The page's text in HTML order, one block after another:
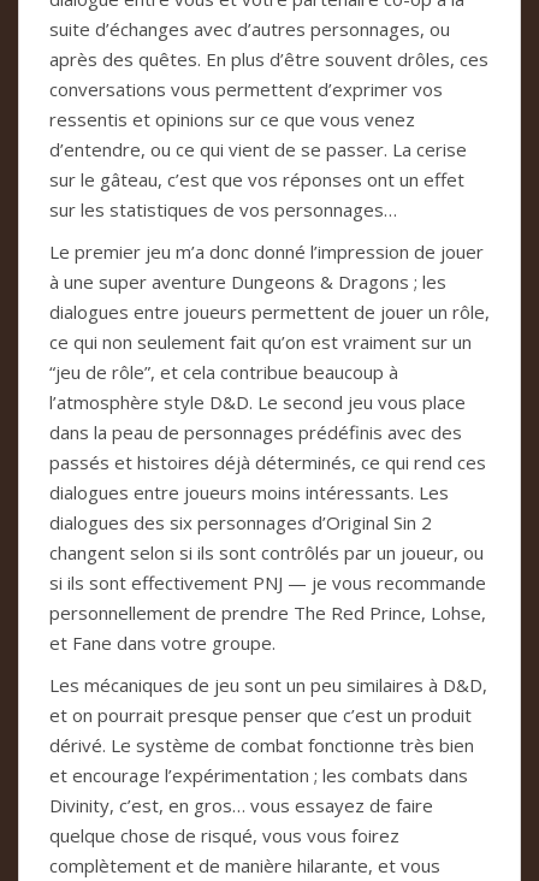
suite d’échanges avec d’autres personnages, ou
après des quêtes. En plus d’être souvent drôles, ces
conversations vous permettent d’exprimer vos
ressentis et opinions sur ce que vous venez
d’entendre, ou ce qui vient de se passer. La cerise
sur le gâteau, c’est que vos réponses ont un effet
sur les statistiques de vos personnages…
Le premier jeu m’a donc donné l’impression de jouer
à une super aventure Dungeons & Dragons ; les
dialogues entre joueurs permettent de jouer un rôle,
ce qui non seulement fait qu’on est vraiment sur un
“jeu de rôle”, et cela contribue beaucoup à
l’atmosphère style D&D. Le second jeu vous place
dans la peau de personnages prédéfinis avec des
passés et histoires déjà déterminés, ce qui rend ces
dialogues entre joueurs moins intéressants. Les
dialogues des six personnages d’Original Sin 2
changent selon si ils sont contrôlés par un joueur, ou
si ils sont effectivement PNJ — je vous recommande
personnellement de prendre The Red Prince, Lohse,
et Fane dans votre groupe.
Les mécaniques de jeu sont un peu similaires à D&D,
et on pourrait presque penser que c’est un produit
dérivé. Le système de combat fonctionne très bien
et encourage l’expérimentation ; les combats dans
Divinity, c’est, en gros… vous essayez de faire
quelque chose de risqué, vous vous foirez
complètement et de manière hilarante, et vous